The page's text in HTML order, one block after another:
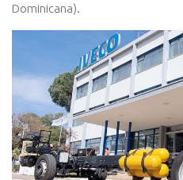
Dominicana).